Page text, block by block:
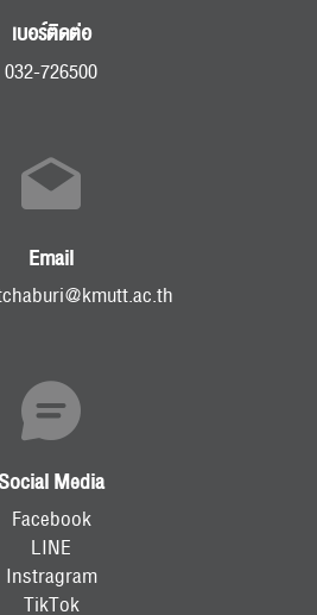
เบอร์ติดต่อ
032-726500
Email
Media
Facebook
LINE
Instragram
TikTok